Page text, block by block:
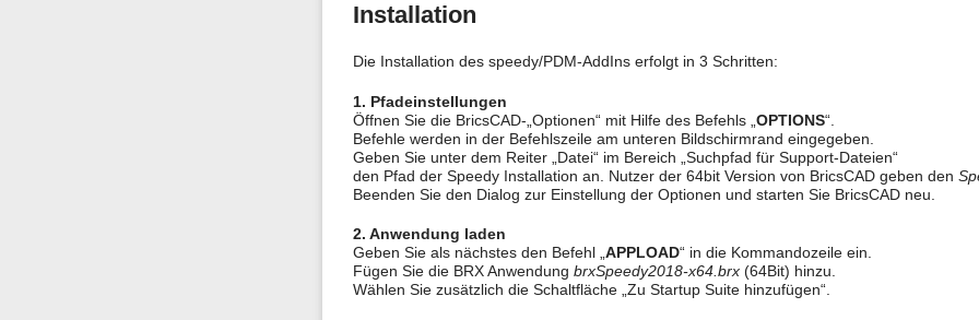
Installation
Die Installation des speedy/PDM-AddIns erfolgt in 3 Schritten:
1. Pfadeinstellungen
Öffnen Sie die BricsCAD-„Optionen“ mit Hilfe des Befehls „ OPTIONS“.
Befehle werden in der Befehlszeile am unteren Bildschirmrand eingegeben.
Geben Sie unter dem Reiter „Datei“ im Bereich „Suchpfad für Support-Dateien“
den Pfad der Speedy Installation an. Nutzer der 64bit Version von BricsCAD geben den
Beenden Sie den Dialog zur Einstellung der Optionen und starten Sie BricsCAD neu.
2. Anwendung laden
Geben Sie als nächstes den Befehl „APPLOAD“ in die Kommandozeile ein.
Fügen Sie die BRX Anwendung brxSpeedy2018-x64.brx(64Bit) hinzu.
Wählen Sie zusätzlich die Schaltfläche „Zu Startup Suite hinzufügen“.